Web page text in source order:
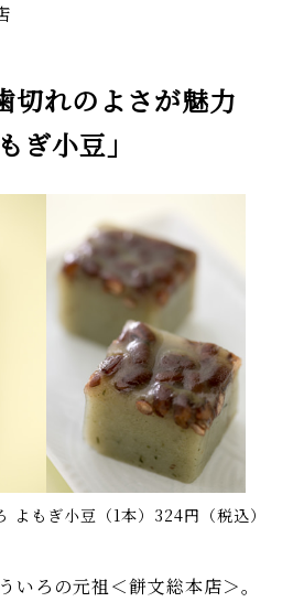
切れのよさが魅力
ぎ小豆」
よもぎ小豆（1本）324円（税込）
いろの元祖＜餅文総本店＞。